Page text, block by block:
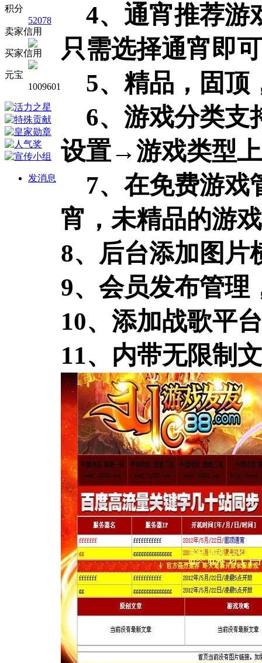
积分
52078
卖家信用
买家信用
元宝
1009601
发消息
4、通宵推荐游
只需选择通宵即
5、精品，固顶
6、游戏分类支
设置→游戏类型
7、在免费游戏
宵，未精品的游
8、后台添加图片
9、会员发布管理
10、添加战歌平台
11、内带无限制